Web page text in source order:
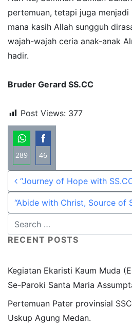
pertemuan, tetapi juga menjadi
mana kasih Allah sungguh
wajah-wajah ceria anak-anak
hadir.
Bruder Gerard SS.CC
Post Views: 377
289
Share
on
WhatsApp
46
Share
on
Facebook
Post
“Journey of Hope with
“Abide with Christ, Source of
RECENT POSTS
Kegiatan Ekaristi Kaum Muda
Se-Paroki Santa Maria
Pertemuan Pater provinsial
Uskup Agung Medan.